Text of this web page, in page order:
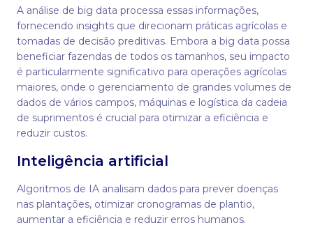
A análise de big data processa essas informações,
fornecendo insights que direcionam práticas agrícolas e
tomadas de decisão preditivas. Embora a big data possa
beneficiar fazendas de todos os tamanhos, seu impacto
é particularmente significativo para operações agrícolas
maiores, onde o gerenciamento de grandes volumes de
dados de vários campos, máquinas e logística da cadeia
de suprimentos é crucial para otimizar a eficiência e
reduzir custos.
Inteligência artificial
Algoritmos de IA analisam dados para prever doenças
nas plantações, otimizar cronogramas de plantio,
aumentar a eficiência e reduzir erros humanos.